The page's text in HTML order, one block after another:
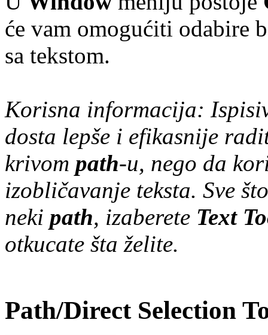
će vam omogućiti odabire
sa tekstom.
Korisna informacija:
dosta lepše i efikasnije
krivom path-u, nego da
izobličavanje teksta. Sve
neki path, izaberete Text
otkucate šta želite.
Path/Direct Selection